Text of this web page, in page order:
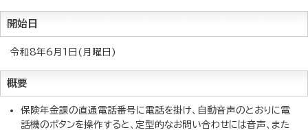
開始日
令和8年6月1日(月曜日)
概要
保険年金課の直通電話番号に電話を掛け、自動音声のとおりに電
話機のボタンを操作すると、定型的なお問い合わせには音声、また